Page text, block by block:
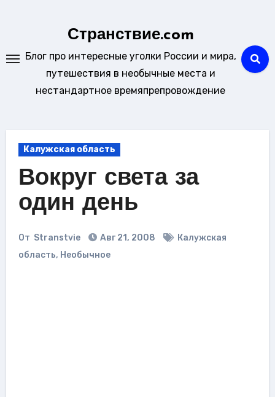
Странствие.com
Блог про интересные уголки России и мира,
путешествия в необычные места и
нестандартное времяпрепровождение
Калужская область
Вокруг света за
один день
От Stranstvie Авг 21, 2008
Калужская
область, Необычное